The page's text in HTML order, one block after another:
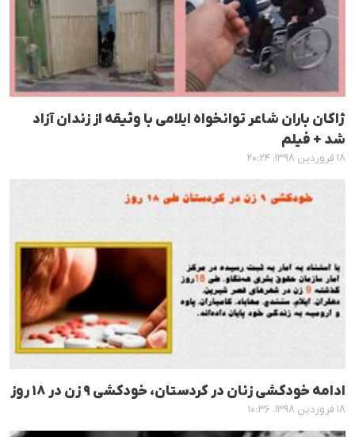
ژاکان باران شاعر توانخواه ایلامی با وثیقە از زندان آزاد
شد + فیلم
۱۸ فروردین ۱۳۹۸، ۲۰:۲۴
ادامە خودکشی زنان در کردستان، خودکشی ٩ زن در ١٨ روز
۱۸ فروردین ۱۳۹۸، ۱۰:۳۶